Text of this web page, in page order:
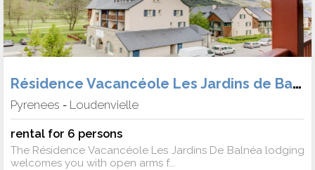
Résidence Vacancéole Les Jardins de Balnéa
Pyrenees - Loudenvielle
rental for 6 persons
The Résidence Vacancéole Les Jardins De Balnéa lodging
welcomes you with open arms f...